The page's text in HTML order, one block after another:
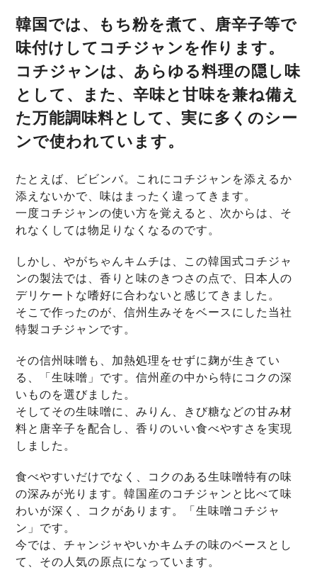
韓国では、もち粉を煮て、唐辛子等で
味付けしてコチジャンを作ります。
コチジャンは、あらゆる料理の隠し味
として、また、辛味と甘味を兼ね備え
た万能調味料として、実に多くのシー
ンで使われています。
たとえば、ビビンバ。これにコチジャンを添えるか
添えないかで、味はまったく違ってきます。
一度コチジャンの使い方を覚えると、次からは、そ
れなくしては物足りなくなるのです。
しかし、やがちゃんキムチは、この韓国式コチジャ
ンの製法では、香りと味のきつさの点で、日本人の
デリケートな嗜好に合わないと感じてきました。
そこで作ったのが、信州生みそをベースにした当社
特製コチジャンです。
その信州味噌も、加熱処理をせずに麹が生きてい
る、「生味噌」です。信州産の中から特にコクの深
いものを選びました。
そしてその生味噌に、みりん、きび糖などの甘み材
料と唐辛子を配合し、香りのいい食べやすさを実現
しました。
食べやすいだけでなく、コクのある生味噌特有の味
の深みが光ります。韓国産のコチジャンと比べて味
わいが深く、コクがあります。「生味噌コチジャ
ン」です。
今では、チャンジャやいかキムチの味のベースとし
て、その人気の原点になっています。